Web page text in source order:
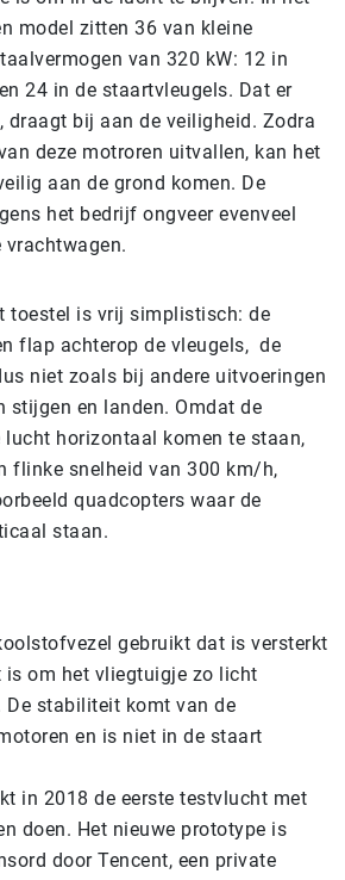
model zitten 36 van kleine
van 320 kW: 12 in
24 in de staartvleugels. Dat er
draagt bij aan de veiligheid. Zodra
deze motroren uitvallen, kan het
aan de grond komen. De
het bedrijf ongveer evenveel
vrachtwagen.
toestel is vrij simplistisch: de
flap achterop de vleugels, de
niet zoals bij andere uitvoeringen
stijgen en landen. Omdat de
horizontaal komen te staan,
flinke snelheid van 300 km/h,
quadcopters waar de
staan.
gebruikt dat is versterkt
is om het vliegtuigje zo licht
De stabiliteit komt van de
en is niet in de staart
in 2018 de eerste testvlucht met
doen. Het nieuwe prototype is
door Tencent, een private